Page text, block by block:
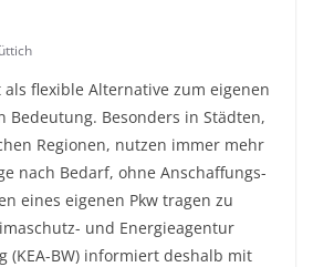
flexible Alternative zum eigenen
Bedeutung. Besonders in Städten,
Regionen, nutzen immer mehr
nach Bedarf, ohne Anschaffungs-
eines eigenen Pkw tragen zu
und Energieagentur
(KEA-BW) informiert deshalb mit